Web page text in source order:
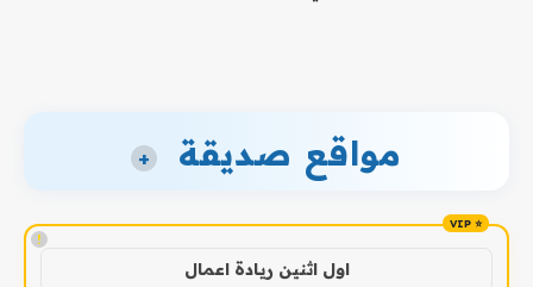
مواقع صديقة +
!
اول اثنين ريادة اعمال